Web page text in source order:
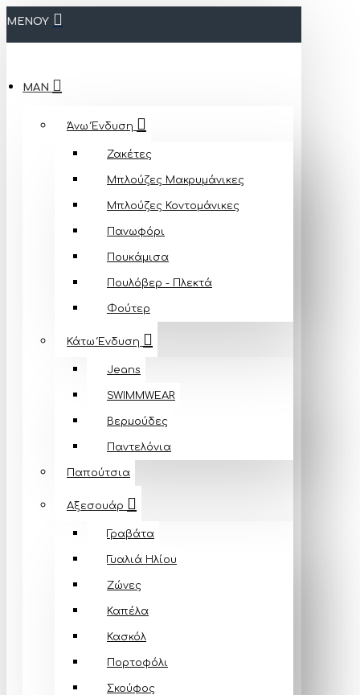
ΜΕΝΟΥ
MAN
Άνω Ένδυση
Ζακέτες
Μπλούζες Mακρυμάνικες
Μπλούζες Κοντομάνικες
Πανωφόρι
Πουκάμισα
Πουλόβερ - Πλεκτά
Φούτερ
Κάτω Ένδυση
Jeans
SWIMMWEAR
Βερμούδες
Παντελόνια
Παπούτσια
Αξεσουάρ
Γραβάτα
Γυαλιά Ηλίου
Ζώνες
Καπέλα
Κασκόλ
Πορτοφόλι
Σκούφος